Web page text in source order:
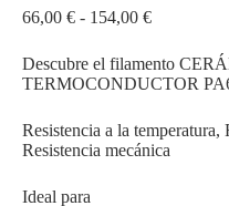
66,00 € - 154,00 €Rango
precios:
desde
66,00 €
154,00 €
Descubre el filamento
TERMOCONDUCTOR
Resistencia a la temperatura,
Resistencia mecánica
Ideal para